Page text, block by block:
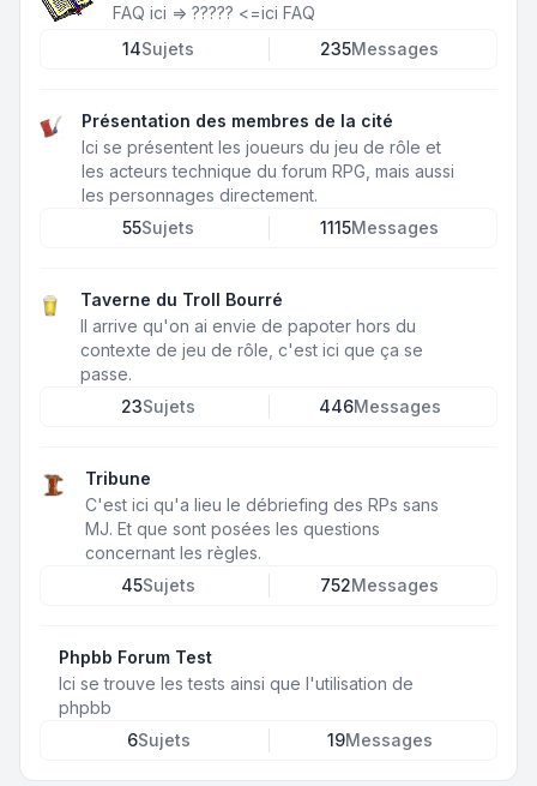
FAQ ici => ????? <=ici FAQ
14Sujets 235Messages
Présentation des membres de la cité
Ici se présentent les joueurs du jeu de rôle et
les acteurs technique du forum RPG, mais aussi
les personnages directement.
55Sujets 1115Messages
Taverne du Troll Bourré
Il arrive qu'on ai envie de papoter hors du
contexte de jeu de rôle, c'est ici que ça se
passe.
23Sujets 446Messages
Tribune
C'est ici qu'a lieu le débriefing des RPs sans
MJ. Et que sont posées les questions
concernant les règles.
45Sujets 752Messages
Phpbb Forum Test
Ici se trouve les tests ainsi que l'utilisation de
phpbb
6Sujets 19Messages